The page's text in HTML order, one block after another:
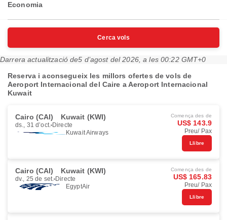
Economia
Cerca vols
Darrera actualització de5 d’agost del 2026, a les 00:22 GMT+0
Reserva i aconsegueix les millors ofertes de vols de
Aeroport Internacional del Caire a Aeroport Internacional
Kuwait
Cairo (CAI) Kuwait (KWI)
ds., 31 d’oct. Directe
Kuwait Airways
Comença des de
US$ 143.9
Preu/ Pax
Llibre
Cairo (CAI) Kuwait (KWI)
dv., 25 de set. Directe
EgyptAir
Comença des de
US$ 165.83
Preu/ Pax
Llibre